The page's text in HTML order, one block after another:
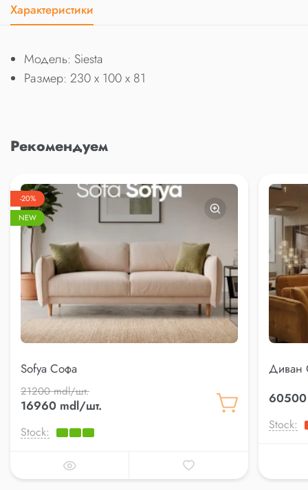
Характеристики
Модель: Siesta
Размер: 230 x 100 x 81
Рекомендуем
-20%
NEW
Sofya Софа
21200 mdl/шт.
16960 mdl/шт.
Stock:
Диван
Stock: